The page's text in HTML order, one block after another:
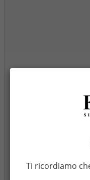
Ti ricordiamo